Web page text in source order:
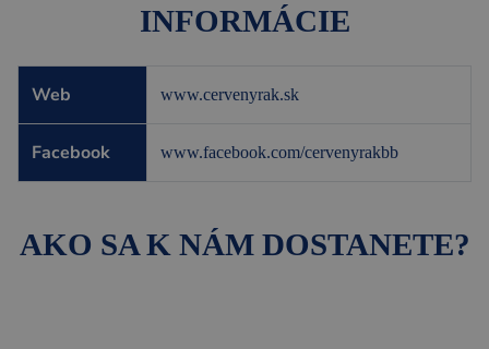
AKO SA K NÁM DOSTANETE?
INFORMÁCIE
Web www.cervenyrak.sk
Facebook www.facebook.com/cervenyrakbb